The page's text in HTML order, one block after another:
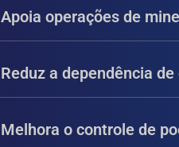
Apoia operações de
Reduz a dependência
Melhora o controle de